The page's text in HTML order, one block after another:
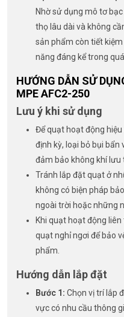
Nhờ sử dụng mô tơ
thọ lâu dài và không
sản phẩm còn tiết
năng đáng kể trong
HƯỚNG DẪN SỬ
MPE AFC2-250
Lưu ý khi sử dụng
Để quạt hoạt động hiệu
định kỳ, loại bỏ bụi
đảm bảo không khí
Tránh lắp đặt quạt ở
không có biện pháp
ngoài trời hoặc những
Khi quạt hoạt động
quạt nghỉ ngơi để bảo
phẩm.
Hướng dẫn lắp đặt
Bước 1: Chọn vị trí lắp
vực có nhu cầu thông